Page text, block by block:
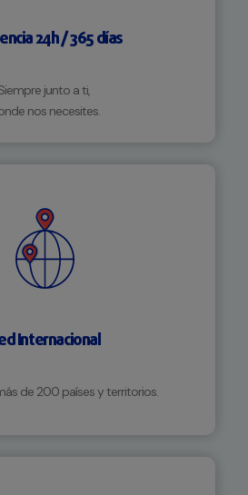
24h / 365 días
junto a ti,
nos necesites.
Internacional
de 200 países y territorios.